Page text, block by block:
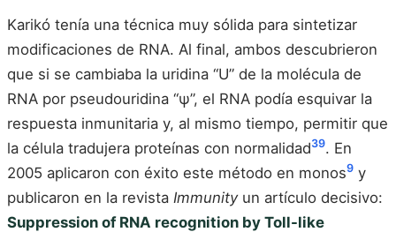
Karikó tenía una técnica muy sólida para sintetizar
modificaciones de RNA. Al final, ambos descubrieron
que si se cambiaba la uridina “U” de la molécula de
RNA por pseudouridina “ψ”, el RNA podía esquivar la
respuesta inmunitaria y, al mismo tiempo, permitir que
la célula tradujera proteínas con normalidad39. En
2005 aplicaron con éxito este método en monos9 y
publicaron en la revista Immunityun artículo decisivo:
Suppression of RNA recognition by Toll-like